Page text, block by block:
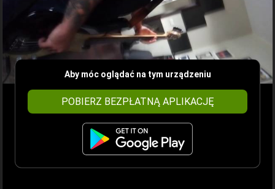
Aby móc oglądać na tym urządzeniu
POBIERZ BEZPŁATNĄ APLIKACJĘ